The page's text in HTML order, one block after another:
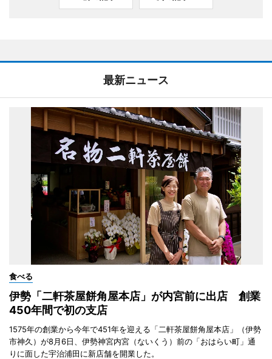
最新ニュース
食べる
伊勢「二軒茶屋餅角屋本店」が内宮前に出店 創業
450年間で初の支店
1575年の創業から今年で451年を迎える「二軒茶屋餅角屋本店」（伊勢
市神久）が8月6日、伊勢神宮内宮（ないくう）前の「おはらい町」通
りに面した宇治浦田に新店舗を開業した。